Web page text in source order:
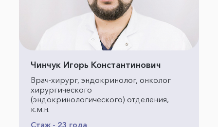
Чинчук Игорь Константинович
Врач-хирург, эндокринолог, онколог
хирургического
(эндокринологического) отделения,
к.м.н.
Стаж - 23 года